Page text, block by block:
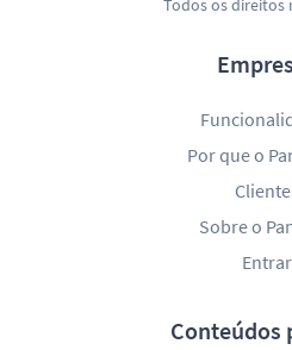
Todos os direitos
Por que o
Sobre o
Entrar
Conteúdos